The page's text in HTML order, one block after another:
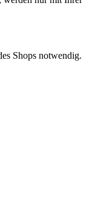
Shops notwendig.